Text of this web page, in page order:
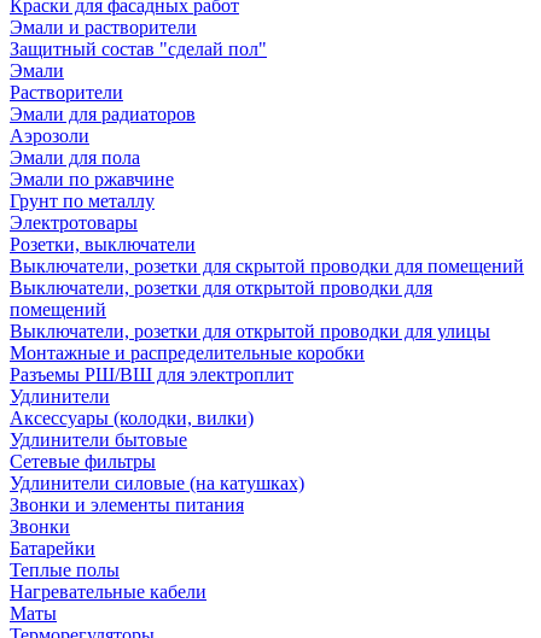
Краски для фасадных работ
Эмали и растворители
Защитный состав "сделай пол"
Эмали
Растворители
Эмали для радиаторов
Аэрозоли
Эмали для пола
Эмали по ржавчине
Грунт по металлу
Электротовары
Розетки, выключатели
Выключатели, розетки для скрытой проводки для помещений
Выключатели, розетки для открытой проводки для
помещений
Выключатели, розетки для открытой проводки для улицы
Монтажные и распределительные коробки
Разъемы РШ/ВШ для электроплит
Удлинители
Аксессуары (колодки, вилки)
Удлинители бытовые
Сетевые фильтры
Удлинители силовые (на катушках)
Звонки и элементы питания
Звонки
Батарейки
Теплые полы
Нагревательные кабели
Маты